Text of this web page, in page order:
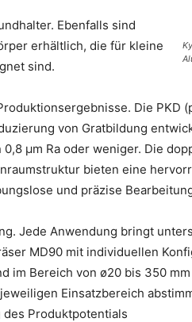
Ebenfalls sind
erhältlich, die für kleine
sind.
Die PKD
von Gratbildung
μm Ra oder weniger. Die
bieten eine
und präzise
Jede Anwendung bringt
MD90 mit individuellen
im Bereich von ø20 bis 350
Einsatzbereich
Produktpotentials